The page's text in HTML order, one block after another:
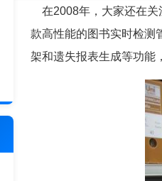
在2008年，大家还在关
款高性能的图书实时检测
架和遗失报表生成等功能